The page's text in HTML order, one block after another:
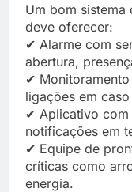
Um bom sistema
deve oferecer:
✔ Alarme com
abertura,
✔
ligações em
✔ Aplicativo com
notificações em
✔ Equipe de
críticas como
energia.